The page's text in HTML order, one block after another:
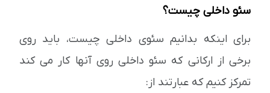
سئو داخلی چیست؟
برای اینکه بدانیم سئوی داخلی چیست، باید روی
برخی از ارکانی که سئو داخلی روی آنها کار می کند
تمرکز کنیم که عبارتند از: